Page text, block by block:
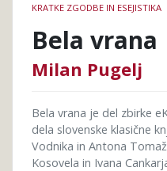
knjige
KRATKE ZGODBE IN ESEJISTIKA
Bela vrana
Milan Pugelj
Bela vrana je del zbirke
dela slovenske klasične
Vodnika in Antona
Kosovela in Ivana